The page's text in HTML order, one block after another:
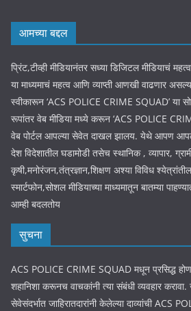
आमच्या बद्दल
प्रिंट,टीव्ही मीडियानंतर सध्या डिजिटल मीडियाचं
या माध्यमाचं महत्व आणि व्याप्ती आणखी वाढणार
स्वीकारून ‘ACS POLICE CRIME SQUAD’ या
रूपांतर वेब मीडिया मध्ये करून ‘ACS POLICE
वेब पोर्टल आपल्या सेवेत दाखल झालय. येथे आपण
देश विदेशातील घडामोडी तसेच स्थानिक , व्यापार,
कृषी,मनोरंजन,तंत्रज्ञान,शिक्षण अश्या विविध
स्मार्टफोन,सोशल मीडियाच्या माध्यमातून बातम्या
आम्ही बदलतोय
सुचना
ACS POLICE CRIME SQUAD मधून प्रसिद्ध
शहानिशा करूनच वाचकांनी त्या संबंधी व्यवहार करावा.
सेवेसंदर्भात जाहिरातदारांनी केलेल्या दाव्यांची ACS